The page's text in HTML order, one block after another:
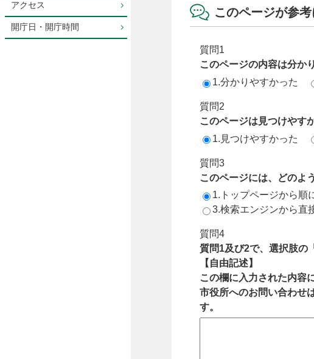
アクセス
開庁日・開庁時間
このページが参
質問1
このページの内容は分か
1.分かりやすかった
質問2
このページは見つけやす
1.見つけやすかった
質問3
このページには、どのよ
1.トップページから順
3.検索エンジンから直
質問4
質問1及び2で、選択肢の
【自由記述】
この欄に入力された内容
市役所へのお問い合わせ
す。